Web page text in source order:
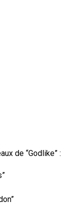
de “Godlike” :